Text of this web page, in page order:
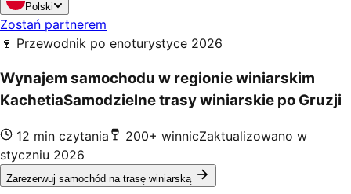
Polski
Zostań partnerem
🍷 Przewodnik po enoturystyce 2026
Wynajem samochodu w regionie winiarskim
KachetiaSamodzielne trasy winiarskie po Gruzji
12 min czytania 200+ winnicZaktualizowano w
styczniu 2026
Zarezerwuj samochód na trasę winiarską